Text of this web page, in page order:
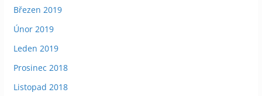
Březen 2019
Únor 2019
Leden 2019
Prosinec 2018
Listopad 2018